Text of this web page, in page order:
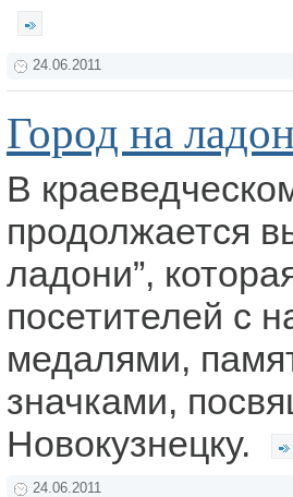
24.06.2011
Город на
В
продолжается
ладони”,
посетителей с
медалями,
значками,
Новокузнецку.
24.06.2011